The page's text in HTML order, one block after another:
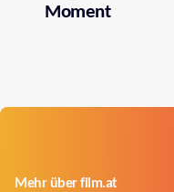
Moment
Mehr über film.at